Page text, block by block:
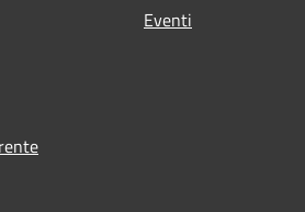
Eventi